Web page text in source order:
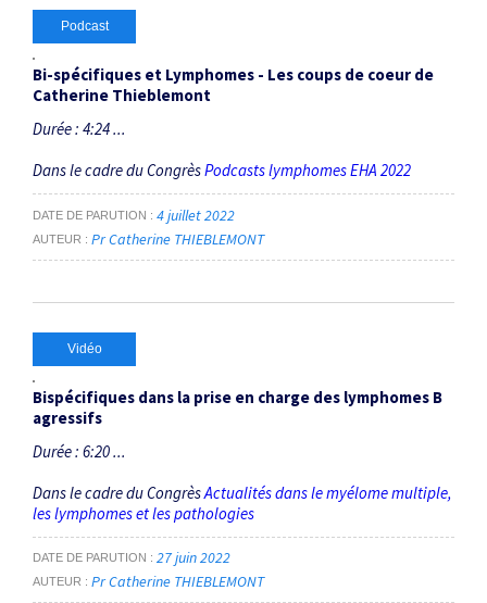
Podcast
Bi-spécifiques et Lymphomes - Les coups de coeur de
Catherine Thieblemont
Durée : 4:24 ...
Dans le cadre du CongrèsPodcasts lymphomes EHA 2022
DATE DE PARUTION 4 juillet 2022
AUTEUR Pr Catherine THIEBLEMONT
Vidéo
Bispécifiques dans la prise en charge des lymphomes B
agressifs
Durée : 6:20 ...
Dans le cadre du CongrèsActualités dans le myélome multiple,
les lymphomes et les pathologies
DATE DE PARUTION 27 juin 2022
AUTEUR Pr Catherine THIEBLEMONT